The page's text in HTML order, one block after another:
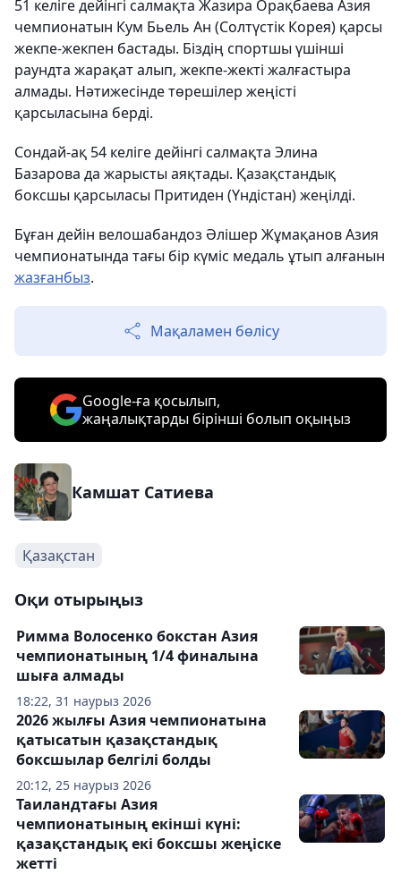
51 келіге дейінгі салмақта Жазира Орақбаева Азия
чемпионатын Кум Бьель Ан (Солтүстік Корея) қарсы
жекпе-жекпен бастады. Біздің спортшы үшінші
раундта жарақат алып, жекпе-жекті жалғастыра
алмады. Нәтижесінде төрешілер жеңісті
қарсыласына берді.
Сондай-ақ 54 келіге дейінгі салмақта Элина
Базарова да жарысты аяқтады. Қазақстандық
боксшы қарсыласы Притиден (Үндістан) жеңілді.
Бұған дейін велошабандоз Әлішер Жұмақанов Азия
чемпионатында тағы бір күміс медаль ұтып алғанын
жазғанбыз.
Мақаламен бөлісу
Google-ға қосылып,
жаңалықтарды бірінші болып оқыңыз
Камшат Сатиева
Қазақстан
Оқи отырыңыз
18:22, 31 наурыз 2026
Римма Волосенко бокстан Азия
чемпионатының 1/4 финалына
шыға алмады
20:12, 25 наурыз 2026
2026 жылғы Азия чемпионатына
қатысатын қазақстандық
боксшылар белгілі болды
Таиландтағы Азия
чемпионатының екінші күні:
қазақстандық екі боксшы жеңіске
жетті